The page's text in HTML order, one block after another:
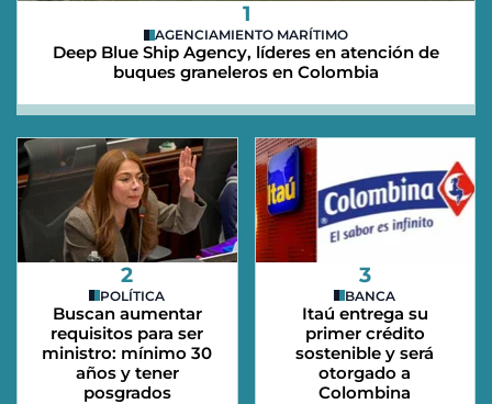
1
AGENCIAMIENTO MARÍTIMO
Deep Blue Ship Agency, líderes en atención de
buques graneleros en Colombia
2
POLÍTICA
Buscan aumentar
requisitos para ser
ministro: mínimo 30
años y tener
posgrados
3
BANCA
Itaú entrega su
primer crédito
sostenible y será
otorgado a
Colombina